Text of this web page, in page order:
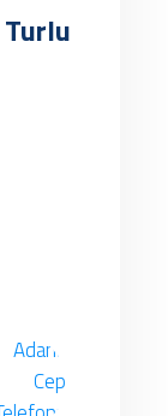
Turlu